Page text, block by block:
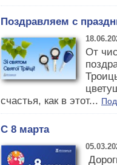
Поздравляем с
От
счастья, как в этот...
С 8 марта